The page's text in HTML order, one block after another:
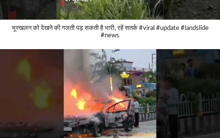
भूस्खलन को देखने की गलती पड़ सकती है भारी, रहें सतर्क #viral #update #landslide
#news